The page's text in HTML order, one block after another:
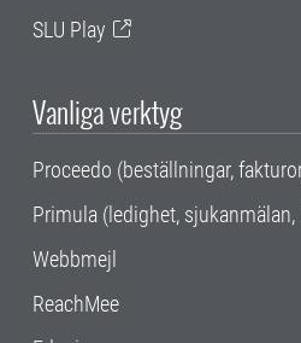
SLU Play
Vanliga verktyg
Proceedo (beställningar,
Primula (ledighet,
Webbmejl
ReachMee